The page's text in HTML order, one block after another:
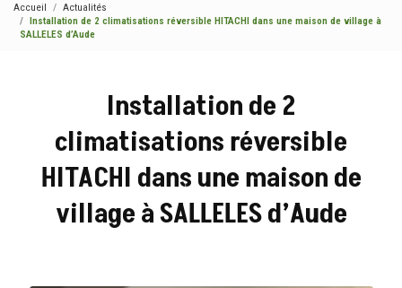
Accueil
Actualités
Installation de 2 climatisations réversible HITACHI dans une maison de village à
SALLELES d’Aude
Installation de 2
climatisations réversible
HITACHI dans une maison de
village à SALLELES d’Aude